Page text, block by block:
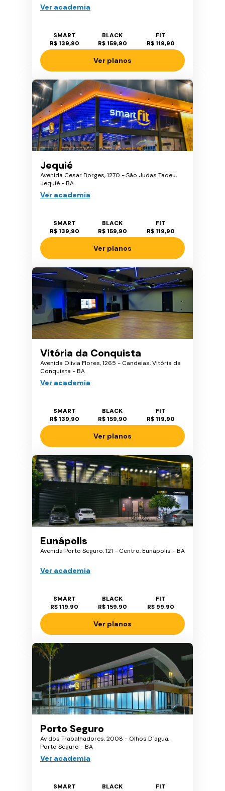
Ver academia
SMART
R$ 139,90
BLACK
R$ 159,90
FIT
R$ 119,90
Ver planos
Jequié
Avenida Cesar Borges, 1270 - São Judas Tadeu,
Jequié - BA
Ver academia
SMART
R$ 139,90
BLACK
R$ 159,90
FIT
R$ 119,90
Ver planos
Vitória da Conquista
Avenida Olívia Flores, 1265 - Candeias, Vitória da
Conquista - BA
Ver academia
SMART
R$ 139,90
BLACK
R$ 159,90
FIT
R$ 119,90
Ver planos
Eunápolis
Avenida Porto Seguro, 121 - Centro, Eunápolis - BA
Ver academia
SMART
R$ 119,90
BLACK
R$ 159,90
FIT
R$ 99,90
Ver planos
Porto Seguro
Av dos Trabalhadores, 2008 - Olhos D`agua,
Porto Seguro - BA
Ver academia
SMART
BLACK
FIT